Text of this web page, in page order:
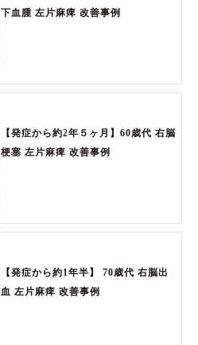
下血腫 左片麻痺 改善事例
【発症から約2年５ヶ月】60歳代 右脳
梗塞 左片麻痺 改善事例
【発症から約1年半】 70歳代 右脳出
血 左片麻痺 改善事例